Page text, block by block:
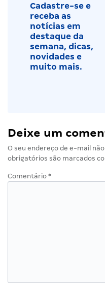
Cadastre-se e
receba as
notícias em
destaque da
semana, dicas,
novidades e
muito mais.
Deixe um
O seu endereço de e-mail
obrigatórios são marcados
Comentário *